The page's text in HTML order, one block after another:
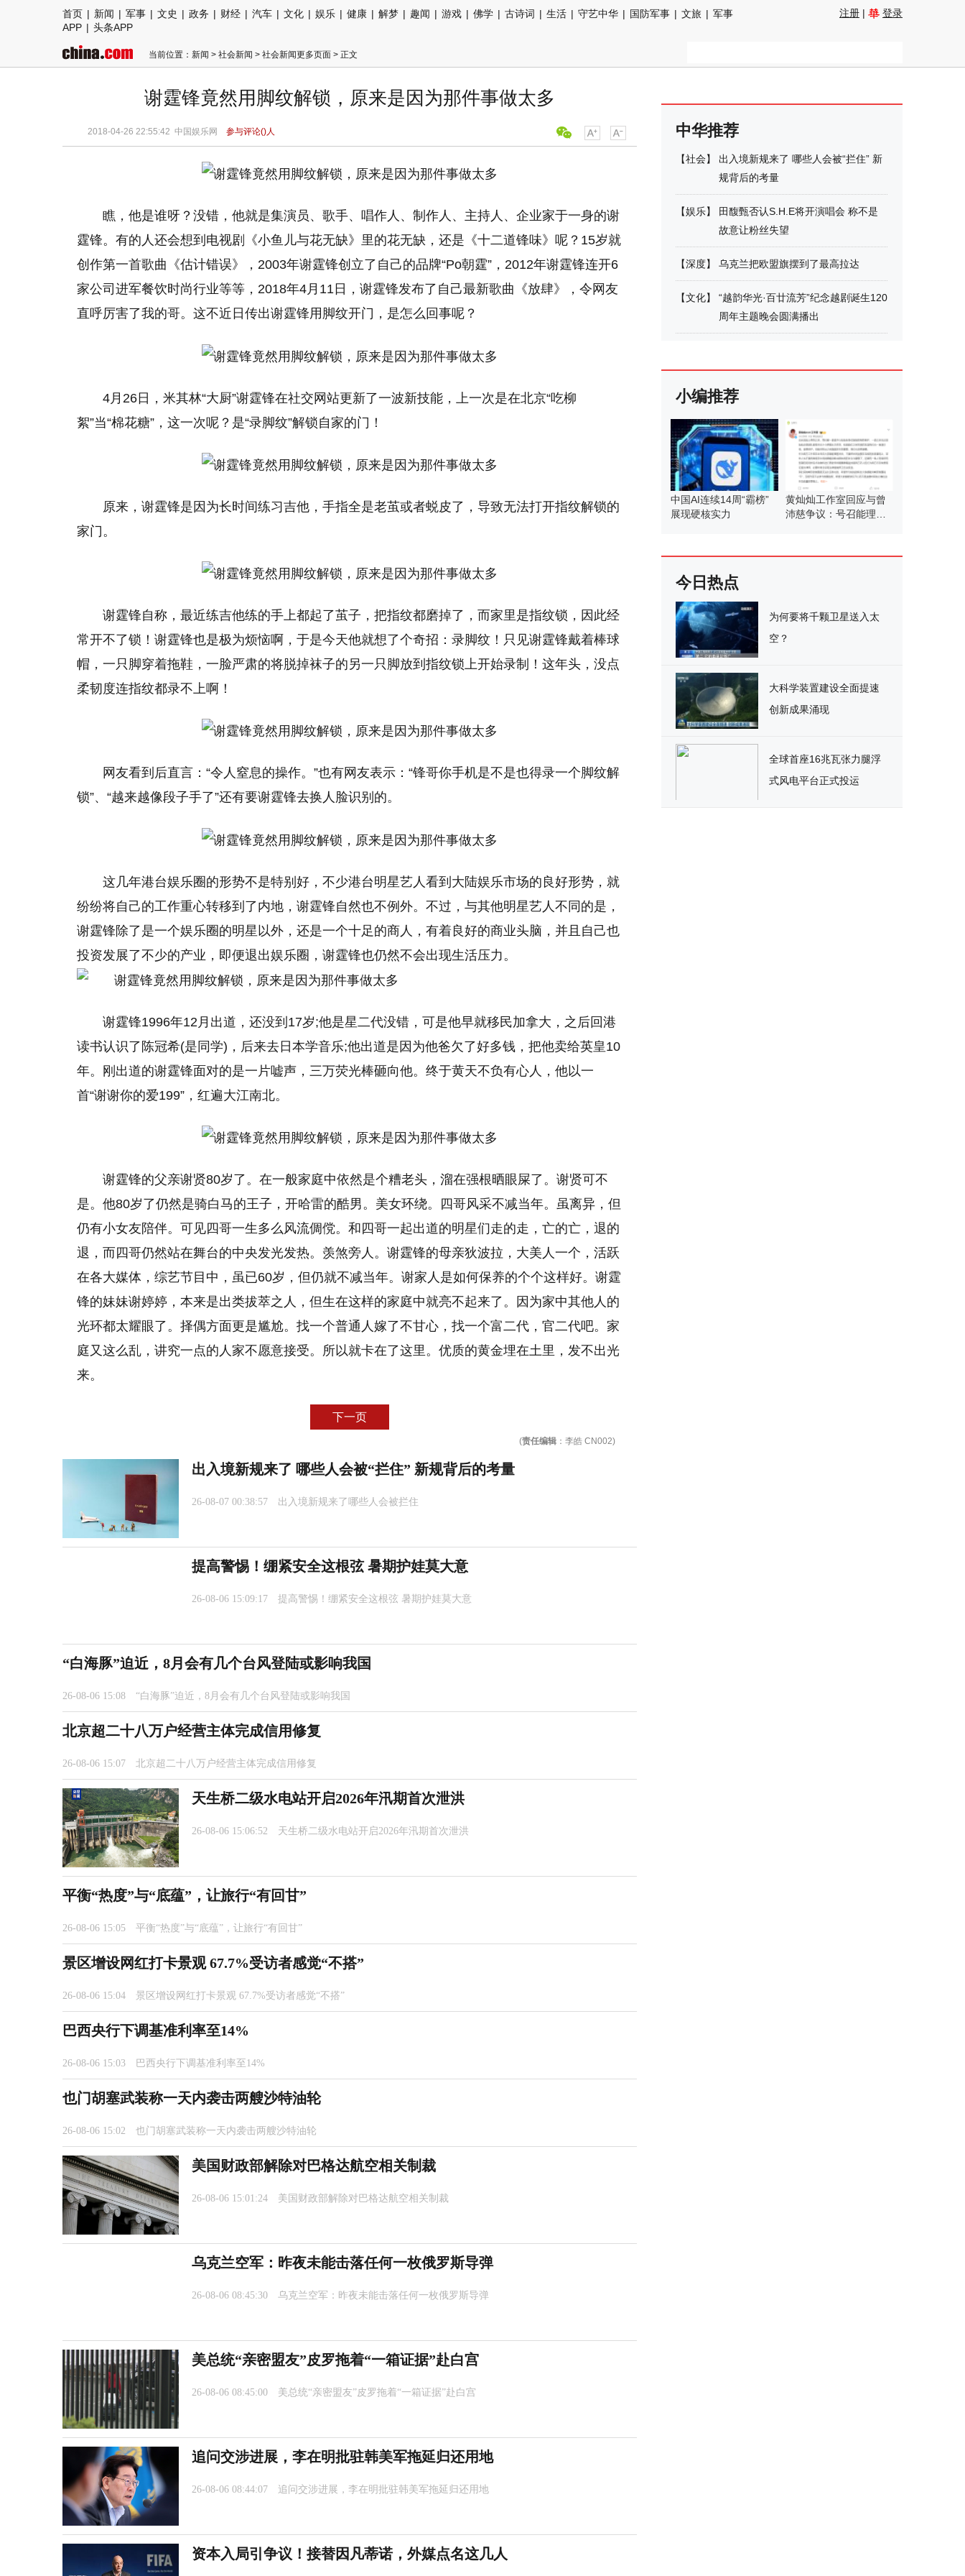
首页 | 新闻 | 军事 | 文史 | 政务 | 财经 | 汽车 | 文化 | 娱乐 | 健康 | 解梦 | 趣闻 | 游戏 | 佛学 | 古诗词 | 生活 | 守艺中华 | 国防军事 | 文旅 | 军事
APP | 头条APP
注册 | 登录
当前位置： 新闻 > 社会新闻 > 社会新闻更多页面 > 正文
谢霆锋竟然用脚纹解锁，原来是因为那件事做太多
2018-04-26 22:55:42 中国娱乐网 参与评论()人
瞧，他是谁呀？没错，他就是集演员、歌手、唱作人、制作人、主持人、企业家于一身的谢
霆锋。有的人还会想到电视剧《小鱼儿与花无缺》里的花无缺，还是《十二道锋味》呢？15岁就
创作第一首歌曲《估计错误》，2003年谢霆锋创立了自己的品牌“Po朝霆”，2012年谢霆锋连开6
家公司进军餐饮时尚行业等等，2018年4月11日，谢霆锋发布了自己最新歌曲《放肆》，令网友
直呼厉害了我的哥。这不近日传出谢霆锋用脚纹开门，是怎么回事呢？
4月26日，米其林“大厨”谢霆锋在社交网站更新了一波新技能，上一次是在北京“吃柳
絮”当“棉花糖”，这一次呢？是“录脚纹”解锁自家的门！
原来，谢霆锋是因为长时间练习吉他，手指全是老茧或者蜕皮了，导致无法打开指纹解锁的
家门。
谢霆锋自称，最近练吉他练的手上都起了茧子，把指纹都磨掉了，而家里是指纹锁，因此经
常开不了锁！谢霆锋也是极为烦恼啊，于是今天他就想了个奇招：录脚纹！只见谢霆锋戴着棒球
帽，一只脚穿着拖鞋，一脸严肃的将脱掉袜子的另一只脚放到指纹锁上开始录制！这年头，没点
柔韧度连指纹都录不上啊！
网友看到后直言：“令人窒息的操作。”也有网友表示：“锋哥你手机是不是也得录一个脚纹解
锁”、“越来越像段子手了”还有要谢霆锋去换人脸识别的。
这几年港台娱乐圈的形势不是特别好，不少港台明星艺人看到大陆娱乐市场的良好形势，就
纷纷将自己的工作重心转移到了内地，谢霆锋自然也不例外。不过，与其他明星艺人不同的是，
谢霆锋除了是一个娱乐圈的明星以外，还是一个十足的商人，有着良好的商业头脑，并且自己也
投资发展了不少的产业，即便退出娱乐圈，谢霆锋也仍然不会出现生活压力。
谢霆锋1996年12月出道，还没到17岁;他是星二代没错，可是他早就移民加拿大，之后回港
读书认识了陈冠希(是同学)，后来去日本学音乐;他出道是因为他爸欠了好多钱，把他卖给英皇10
年。刚出道的谢霆锋面对的是一片嘘声，三万荧光棒砸向他。终于黄天不负有心人，他以一
首“谢谢你的爱199”，红遍大江南北。
谢霆锋的父亲谢贤80岁了。在一般家庭中依然是个糟老头，溜在强根晒眼屎了。谢贤可不
是。他80岁了仍然是骑白马的王子，开哈雷的酷男。美女环绕。四哥风采不减当年。虽离异，但
仍有小女友陪伴。可见四哥一生多么风流倜傥。和四哥一起出道的明星们走的走，亡的亡，退的
退，而四哥仍然站在舞台的中央发光发热。羡煞旁人。谢霆锋的母亲狄波拉，大美人一个，活跃
在各大媒体，综艺节目中，虽已60岁，但仍就不减当年。谢家人是如何保养的个个这样好。谢霆
锋的妹妹谢婷婷，本来是出类拔萃之人，但生在这样的家庭中就亮不起来了。因为家中其他人的
光环都太耀眼了。择偶方面更是尴尬。找一个普通人嫁了不甘心，找一个富二代，官二代吧。家
庭又这么乱，讲究一点的人家不愿意接受。所以就卡在了这里。优质的黄金埋在土里，发不出光
来。
下一页
(责任编辑 ：李皓 CN002)
出入境新规来了 哪些人会被“拦住” 新规背后的考量
26-08-07 00:38:57 出入境新规来了哪些人会被拦住
提高警惕！绷紧安全这根弦 暑期护娃莫大意
26-08-06 15:09:17 提高警惕！绷紧安全这根弦 暑期护娃莫大意
“白海豚”迫近，8月会有几个台风登陆或影响我国
26-08-06 15:08 “白海豚”迫近，8月会有几个台风登陆或影响我国
北京超二十八万户经营主体完成信用修复
26-08-06 15:07 北京超二十八万户经营主体完成信用修复
天生桥二级水电站开启2026年汛期首次泄洪
26-08-06 15:06:52 天生桥二级水电站开启2026年汛期首次泄洪
平衡“热度”与“底蕴”，让旅行“有回甘”
26-08-06 15:05 平衡“热度”与“底蕴”，让旅行“有回甘”
景区增设网红打卡景观 67.7%受访者感觉“不搭”
26-08-06 15:04 景区增设网红打卡景观 67.7%受访者感觉“不搭”
巴西央行下调基准利率至14%
26-08-06 15:03 巴西央行下调基准利率至14%
也门胡塞武装称一天内袭击两艘沙特油轮
26-08-06 15:02 也门胡塞武装称一天内袭击两艘沙特油轮
美国财政部解除对巴格达航空相关制裁
26-08-06 15:01:24 美国财政部解除对巴格达航空相关制裁
乌克兰空军：昨夜未能击落任何一枚俄罗斯导弹
26-08-06 08:45:30 乌克兰空军：昨夜未能击落任何一枚俄罗斯导弹
美总统“亲密盟友”皮罗拖着“一箱证据”赴白宫
26-08-06 08:45:00 美总统“亲密盟友”皮罗拖着“一箱证据”赴白宫
追问交涉进展，李在明批驻韩美军拖延归还用地
26-08-06 08:44:07 追问交涉进展，李在明批驻韩美军拖延归还用地
资本入局引争议！接替因凡蒂诺，外媒点名这几人
中华推荐
【社会】
出入境新规来了 哪些人会被“拦住” 新
规背后的考量
【娱乐】
田馥甄否认S.H.E将开演唱会 称不是
故意让粉丝失望
【深度】 乌克兰把欧盟旗摆到了最高拉达
【文化】
“越韵华光·百廿流芳”纪念越剧诞生120
周年主题晚会圆满播出
小编推荐
中国AI连续14周“霸榜”
展现硬核实力
黄灿灿工作室回应与曾
沛慈争议：号召能理智
今日热点
为何要将千颗卫星送入太
空？
大科学装置建设全面提速
创新成果涌现
全球首座16兆瓦张力腿浮
式风电平台正式投运